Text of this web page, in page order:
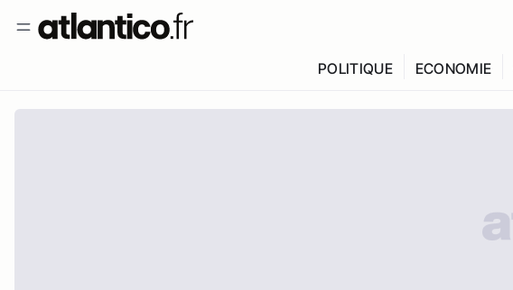
POLITIQUE ECONOMIE